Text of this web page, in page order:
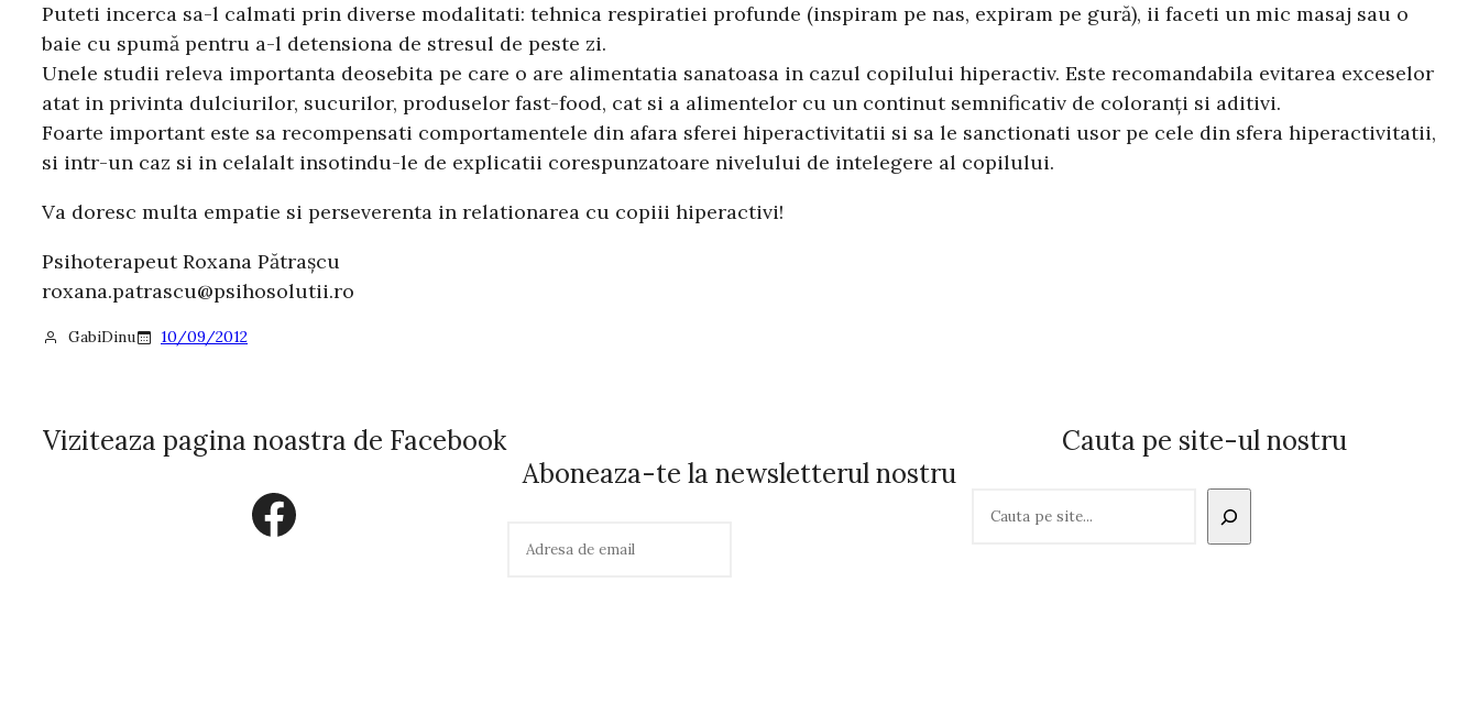
Puteti incerca sa-l calmati prin diverse modalitati: tehnica respiratiei profunde (inspiram pe nas, expiram pe gură), ii faceti un mic masaj sau o
baie cu spumă pentru a-l detensiona de stresul de peste zi.
Unele studii releva importanta deosebita pe care o are alimentatia sanatoasa in cazul copilului hiperactiv. Este recomandabila evitarea exceselor
atat in privinta dulciurilor, sucurilor, produselor fast-food, cat si a alimentelor cu un continut semnificativ de coloranţi si aditivi.
Foarte important este sa recompensati comportamentele din afara sferei hiperactivitatii si sa le sanctionati usor pe cele din sfera hiperactivitatii,
si intr-un caz si in celalalt insotindu-le de explicatii corespunzatoare nivelului de intelegere al copilului.
Va doresc multa empatie si perseverenta in relationarea cu copiii hiperactivi!
Psihoterapeut Roxana Pătraşcu
roxana.patrascu@psihosolutii.ro
GabiDinu 10/09/2012
Viziteaza pagina noastra de Facebook
Facebook
Aboneaza-te la newsletterul nostru
Cauta pe site-ul nostru